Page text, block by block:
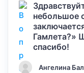
небольшое
Гамлета?»
спасибо!
Ангелина